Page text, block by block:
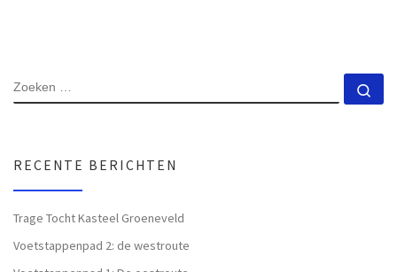
ZOEKEN
RECENTE BERICHTEN
Trage Tocht Kasteel Groeneveld
Voetstappenpad 2: de westroute